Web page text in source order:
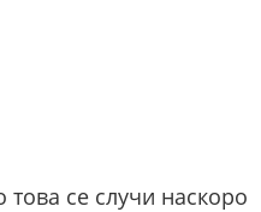
се случи наскоро